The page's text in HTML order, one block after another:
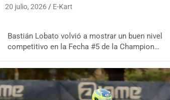
20 julio, 2026 E-Kart
Bastián Lobato volvió a mostrar un buen nivel
competitivo en la Fecha #5 de la Champion…